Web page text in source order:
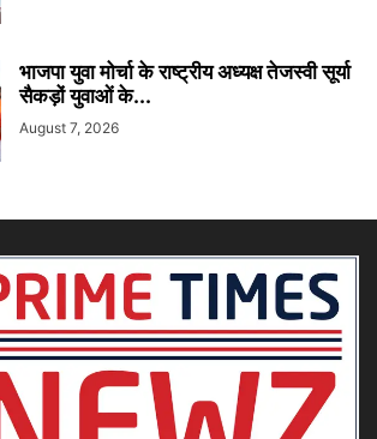
भाजपा युवा मोर्चा के राष्ट्रीय अध्यक्ष तेजस्वी सूर्या
सैकड़ों युवाओं के...
August 7, 2026